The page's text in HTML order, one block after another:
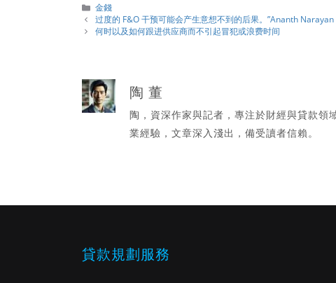
分
類
金錢
过度的 F&O 干预可能会产生意想不到的后果。”Ananth Narayan
何时以及如何跟进供应商而不引起冒犯或浪费时间
陶 董
陶，資深作家與記者，專注於財經與貸款領
業經驗，文章深入淺出，備受讀者信賴。
貸款規劃服務